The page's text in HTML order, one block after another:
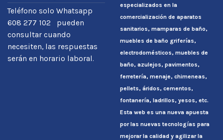
Teléfono solo Whatsapp
608 277 102 pueden
consultar cuando
necesiten, las respuestas
serán en horario laboral.
especializados en la
comercialización de aparatos
sanitarios, mamparas de baño,
muebles de baño griferías,
electrodomésticos, muebles de
baño, azulejos, pavimentos,
ferretería, menaje, chimeneas,
pellets, áridos, cementos,
fontanería, ladrillos, yesos, etc.
Esta web es una nueva apuesta
por las nuevas tecnologías para
mejorar la calidad y agilizar la